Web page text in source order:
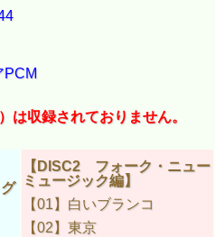
PCM
収録されておりません。
【DISC2 フォーク・ニュー
ミュージック編】
【01】白いブランコ
【02】東京